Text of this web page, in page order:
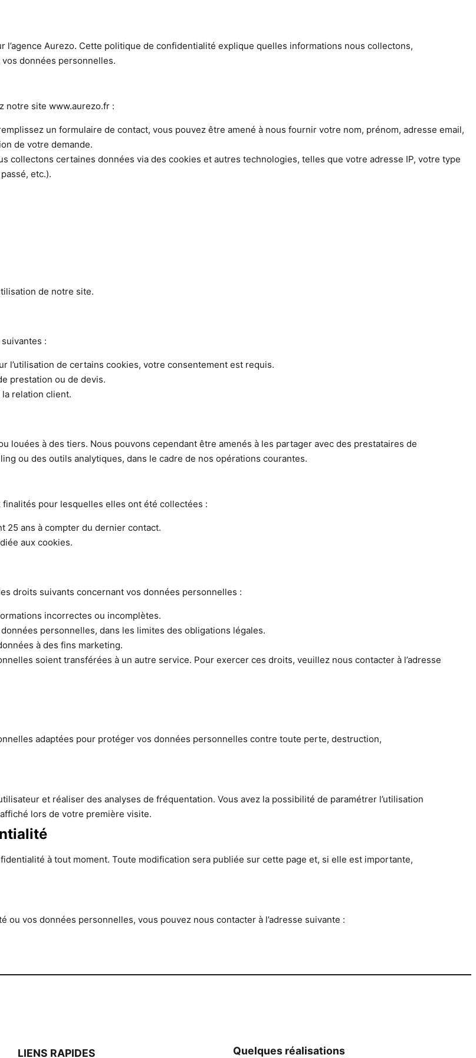
Aurezo. Cette politique de confidentialité explique quelles informations nous collectons,
données personnelles.
notre site www.aurezo.fr :
un formulaire de contact, vous pouvez être amené à nous fournir votre nom, prénom, adresse email,
de votre demande.
collectons certaines données via des cookies et autres technologies, telles que votre adresse IP, votre type
etc.).
de notre site.
:
l’utilisation de certains cookies, votre consentement est requis.
prestation ou de devis.
la relation client.
louées à des tiers. Nous pouvons cependant être amenés à les partager avec des prestataires de
ou des outils analytiques, dans le cadre de nos opérations courantes.
pour lesquelles elles ont été collectées :
25 ans à compter du dernier contact.
aux cookies.
droits suivants concernant vos données personnelles :
incorrectes ou incomplètes.
personnelles, dans les limites des obligations légales.
à des fins marketing.
soient transférées à un autre service. Pour exercer ces droits, veuillez nous contacter à l’adresse
adaptées pour protéger vos données personnelles contre toute perte, destruction,
et réaliser des analyses de fréquentation. Vous avez la possibilité de paramétrer l’utilisation
lors de votre première visite.
à tout moment. Toute modification sera publiée sur cette page et, si elle est importante,
vos données personnelles, vous pouvez nous contacter à l’adresse suivante :
LIENS RAPIDES Quelques réalisations